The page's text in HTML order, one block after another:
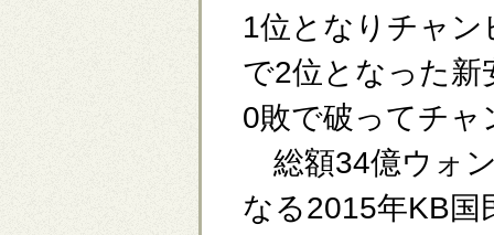
1位となりチャン
で2位となった新
0敗で破ってチャ
総額34億ウォ
なる2015年KB国